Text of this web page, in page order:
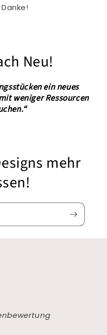
Neu!
ein neues
weniger Ressourcen
mehr